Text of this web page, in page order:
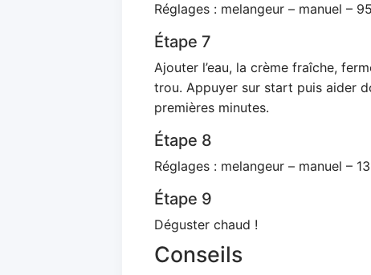
Réglages : melangeur – manuel –
Étape 7
Ajouter l’eau, la crème fraîche,
trou. Appuyer sur start puis aider
premières minutes.
Étape 8
Réglages : melangeur – manuel –
Étape 9
Déguster chaud !
Conseils